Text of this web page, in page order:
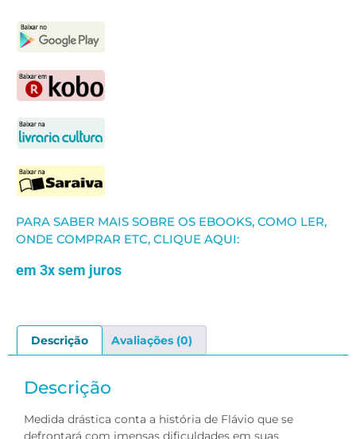
PARA SABER MAIS SOBRE OS EBOOKS, COMO LER,
ONDE COMPRAR ETC, CLIQUE AQUI:
em 3x sem juros
Descrição Avaliações (0)
Descrição
Medida drástica conta a história de Flávio que se
defrontará com imensas dificuldades em suas